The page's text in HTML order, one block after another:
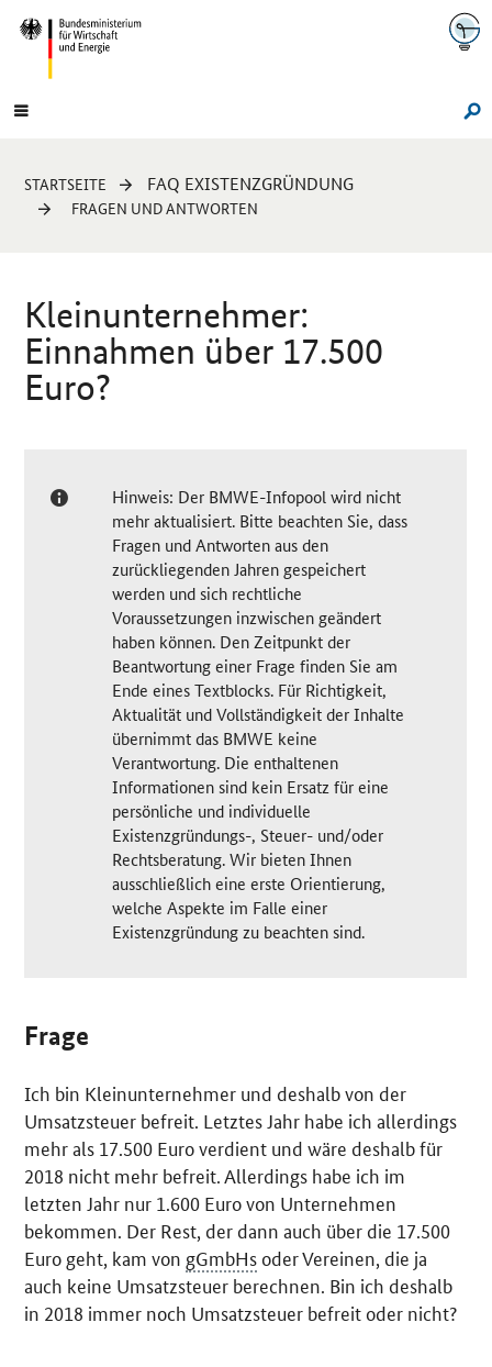
Navigation
Hauptmenü
Sie
sind
STARTSEITE FAQ EXISTENZGRÜNDUNG
FRAGEN UND ANTWORTEN
Kleinunternehmer:
Einnahmen über 17.500
Euro?
Hinweis: Der BMWE-Infopool wird nicht
mehr aktualisiert. Bitte beachten Sie, dass
Fragen und Antworten aus den
zurückliegenden Jahren gespeichert
werden und sich rechtliche
Voraussetzungen inzwischen geändert
haben können. Den Zeitpunkt der
Beantwortung einer Frage finden Sie am
Ende eines Textblocks. Für Richtigkeit,
Aktualität und Vollständigkeit der Inhalte
übernimmt das BMWE keine
Verantwortung. Die enthaltenen
Informationen sind kein Ersatz für eine
persönliche und individuelle
Existenzgründungs-, Steuer- und/oder
Rechtsberatung. Wir bieten Ihnen
ausschließlich eine erste Orientierung,
welche Aspekte im Falle einer
Existenzgründung zu beachten sind.
Frage
Ich bin Kleinunternehmer und deshalb von der
Umsatzsteuer befreit. Letztes Jahr habe ich allerdings
mehr als 17.500 Euro verdient und wäre deshalb für
2018 nicht mehr befreit. Allerdings habe ich im
letzten Jahr nur 1.600 Euro von Unternehmen
bekommen. Der Rest, der dann auch über die 17.500
Euro geht, kam von gGmbHsoder Vereinen, die ja
auch keine Umsatzsteuer berechnen. Bin ich deshalb
in 2018 immer noch Umsatzsteuer befreit oder nicht?